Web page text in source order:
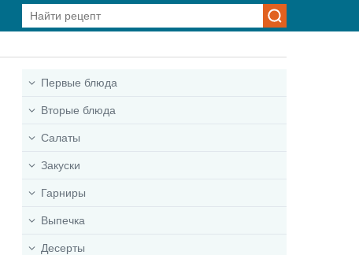
Первые блюда
Вторые блюда
Салаты
Закуски
Гарниры
Выпечка
Десерты